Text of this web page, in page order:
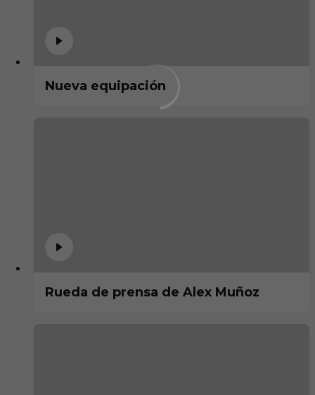
Nueva equipación
Rueda de prensa de Alex Muñoz